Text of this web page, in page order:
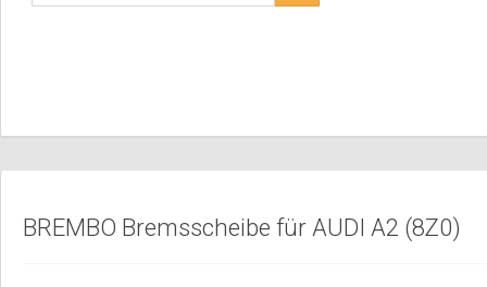
BREMBO Bremsscheibe für AUDI A2 (8Z0)